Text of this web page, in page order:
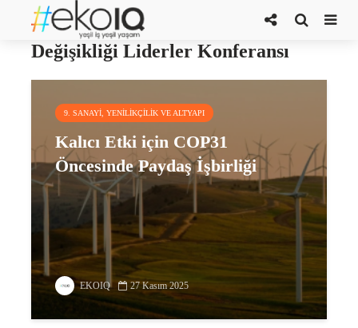
COP31 Birleşmiş Milletler İklim
Değişikliği Liderler Konferansı
9. SANAYI, YENILIKÇILIK VE ALTYAPI
Kalıcı Etki için COP31
Öncesinde Paydaş İşbirliği
EKOIQ 27 Kasım 2025